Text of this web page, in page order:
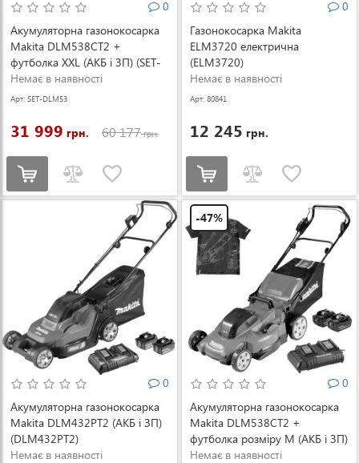
0
Акумуляторна газонокосарка
Makita DLM538CT2 +
футболка XXL (АКБ і ЗП) (SET-
DLM538CT2-XXL-0526)
Немає в наявності
Арт: SET-DLM53
31 999 грн. 60 177грн.
0
Газонокосарка Makita
ELM3720 електрична
(ELM3720)
Немає в наявності
Арт: 80841
12 245 грн.
0
Акумуляторна газонокосарка
Makita DLM432PT2 (АКБ і ЗП)
(DLM432PT2)
Немає в наявності
-47%
0
Акумуляторна газонокосарка
Makita DLM538CT2 +
футболка розміру M (АКБ і ЗП)
(SET-DLM538CT2-M-0526)
Немає в наявності